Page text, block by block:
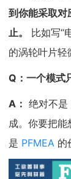
到你能采取对
止。
比如写“
的涡轮叶片轻
Q ：一个模式
A ： 绝对不是
成。你要把能
是 PFMEA 的